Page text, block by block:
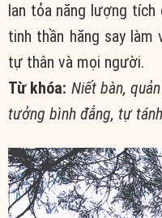
lan tỏa năng lượng tích
tinh thần hăng say
tự thân và mọi người.
Từ khóa: Niết bàn,
tưởng bình đẳng, tự